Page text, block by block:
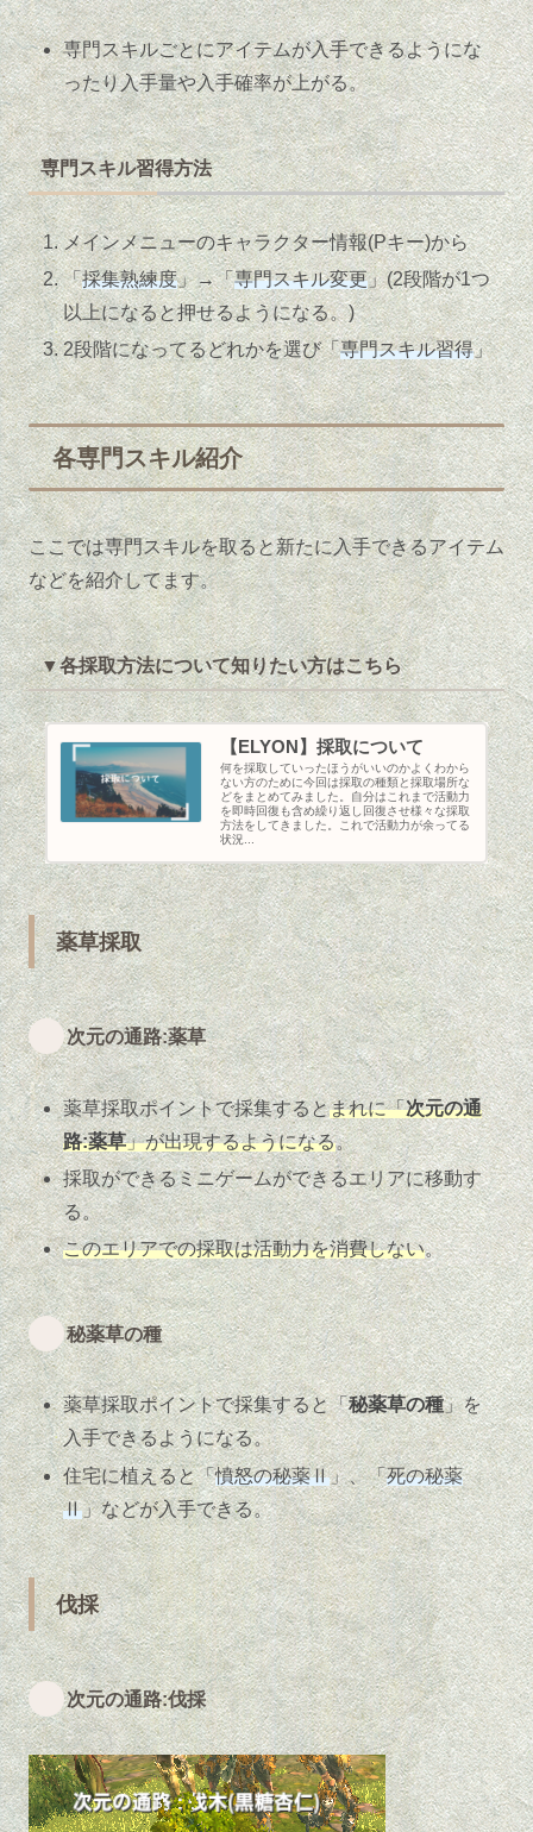
専門スキルごとにアイテムが入手できるようにな
ったり入手量や入手確率が上がる。
専門スキル習得方法
メインメニューのキャラクター情報(Pキー)から
「採集熟練度」→「専門スキル変更」(2段階が1つ
以上になると押せるようになる。)
2段階になってるどれかを選び「専門スキル習得」
各専門スキル紹介
ここでは専門スキルを取ると新たに入手できるアイテム
などを紹介してます。
▼各採取方法について知りたい方はこちら
【ELYON】採取について
何を採取していったほうがいいのかよくわから
ない方のために今回は採取の種類と採取場所な
どをまとめてみました。自分はこれまで活動力
を即時回復も含め繰り返し回復させ様々な採取
方法をしてきました。これで活動力が余ってる
状況...
薬草採取
次元の通路:薬草
薬草採取ポイントで採集するとまれに「次元の通
路:薬草」が出現するようになる。
採取ができるミニゲームができるエリアに移動す
る。
このエリアでの採取は活動力を消費しない。
秘薬草の種
薬草採取ポイントで採集すると「秘薬草の種」を
入手できるようになる。
住宅に植えると「憤怒の秘薬Ⅱ」、「死の秘薬
Ⅱ」などが入手できる。
伐採
次元の通路:伐採